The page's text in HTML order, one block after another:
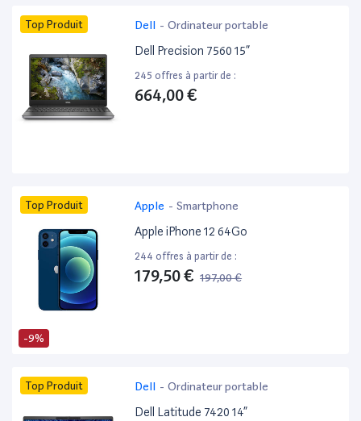
Top Produit Dell - Ordinateur portable
Dell Precision 7560 15”
245 offres à partir de :
664,00 €
-9%
Top Produit Apple - Smartphone
Apple iPhone 12 64Go
244 offres à partir de :
179,50 € 197,00 €
Top Produit Dell - Ordinateur portable
Dell Latitude 7420 14”